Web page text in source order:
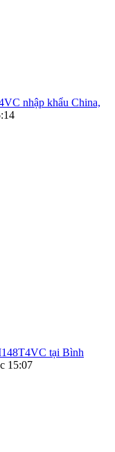
nhập khẩu China,
tại Bình
15:07